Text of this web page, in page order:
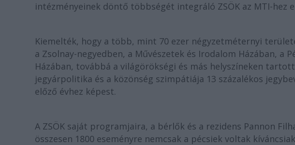
intézményeinek döntő többségét integráló ZSÖK az MTI-
Kiemelték, hogy a több, mint 70 ezer négyzetméternyi
a Zsolnay-negyedben, a Művészetek és Irodalom Házában, a
Házában, továbbá a világörökségi és más helyszíneken
jegyárpolitika és a közönség szimpátiája 13 százalékos
előző évhez képest.
A ZSÖK saját programjaira, a bérlők és a rezidens Pannon
összesen 1800 eseményre nemcsak a pécsiek voltak